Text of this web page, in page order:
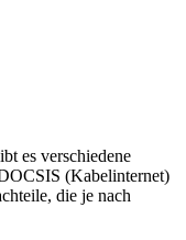
es verschiedene
(Kabelinternet)
die je nach